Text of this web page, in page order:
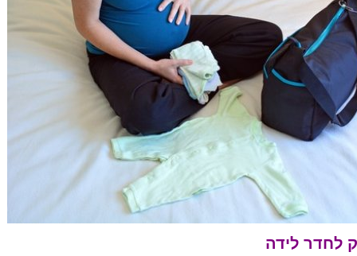
לחדר לידה